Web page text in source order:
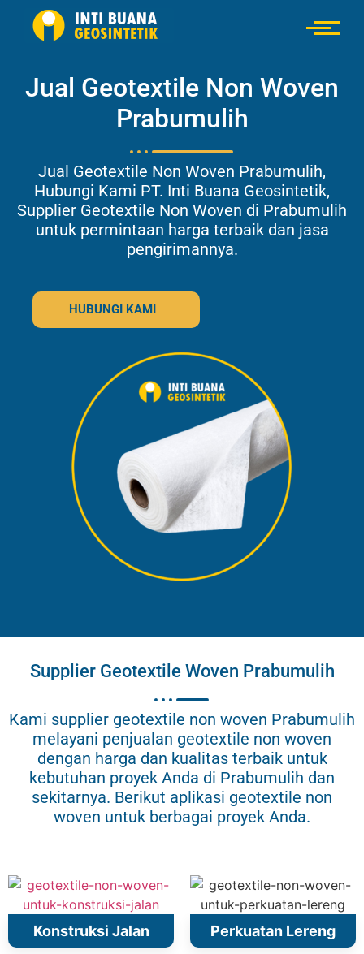
Jual Geotextile Non Woven
Prabumulih
Jual Geotextile Non Woven Prabumulih,
Hubungi Kami PT. Inti Buana Geosintetik,
Supplier Geotextile Non Woven di Prabumulih
untuk permintaan harga terbaik dan jasa
pengirimannya.
HUBUNGI KAMI
Supplier Geotextile Woven Prabumulih
Kami supplier geotextile non woven Prabumulih
melayani penjualan geotextile non woven
dengan harga dan kualitas terbaik untuk
kebutuhan proyek Anda di Prabumulih dan
sekitarnya. Berikut aplikasi geotextile non
woven untuk berbagai proyek Anda.
Konstruksi Jalan Perkuatan Lereng